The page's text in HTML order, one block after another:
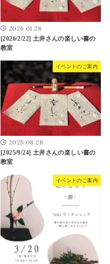
2026.01.28
[2026/2/22] 土井さんの楽しい書の
教室
イベントのご案内
2025.08.28
[2025/9/24] 土井さんの楽しい書の
教室
イベントのご案内